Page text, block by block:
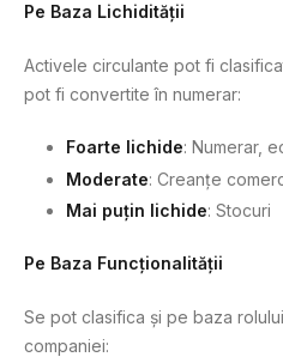
Pe Baza Lichidității
Activele circulante pot fi
pot fi convertite în numerar:
Foarte lichide: Numerar,
Moderate: Creanțe
Mai puțin lichide: Stocuri
Pe Baza Funcționalității
Se pot clasifica și pe baza
companiei: